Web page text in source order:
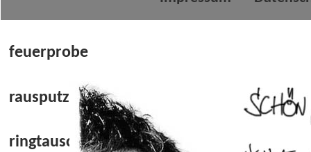
feuerprobe
rausputzerei
ringtausch